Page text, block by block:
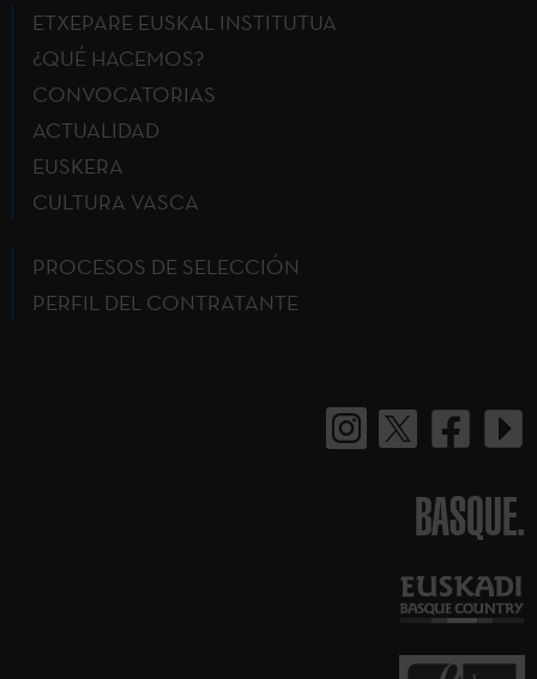
ETXEPARE EUSKAL INSTITUTUA
¿QUÉ HACEMOS?
CONVOCATORIAS
ACTUALIDAD
EUSKERA
CULTURA VASCA
PROCESOS DE SELECCIÓN
PERFIL DEL CONTRATANTE
BASQUE.